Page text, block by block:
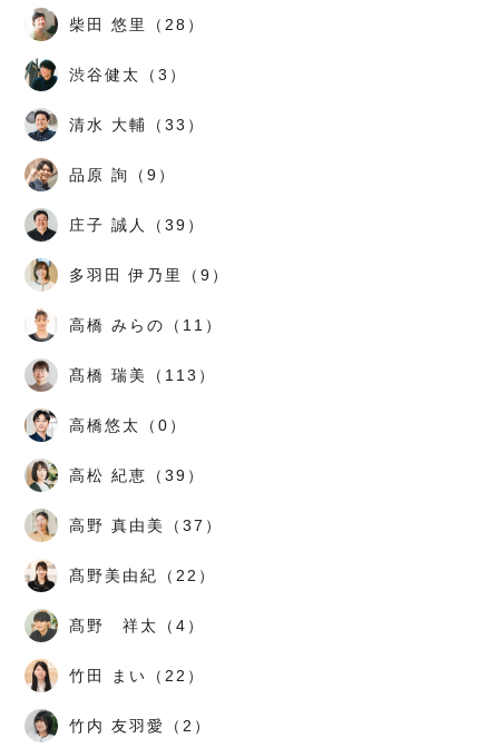
柴田 悠里（28）
渋谷健太（3）
清水 大輔（33）
品原 詢（9）
庄子 誠人（39）
多羽田 伊乃里（9）
高橋 みらの（11）
髙橋 瑞美（113）
高橋悠太（0）
高松 紀恵（39）
高野 真由美（37）
髙野美由紀（22）
髙野 祥太（4）
竹田 まい（22）
竹内 友羽愛（2）